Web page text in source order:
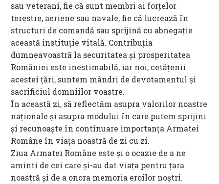
sau veterani, fie că sunt membri ai forțelor
terestre, aeriene sau navale, fie că lucrează în
structuri de comandă sau sprijină cu abnegație
această instituție vitală. Contribuția
dumneavoastră la securitatea și prosperitatea
României este inestimabilă, iar noi, cetățenii
acestei țări, suntem mândri de devotamentul și
sacrificiul domniilor voastre.
În această zi, să reflectăm asupra valorilor noastre
naționale și asupra modului în care putem sprijini
și recunoaște în continuare importanța Armatei
Române în viața noastră de zi cu zi.
Ziua Armatei Române este și o ocazie de a ne
aminti de cei care și-au dat viața pentru țara
noastră și de a onora memoria eroilor noștri.